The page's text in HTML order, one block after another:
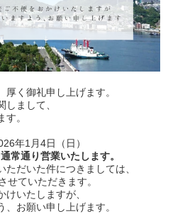
く御礼申し上げます。
まして、
。
年1月4日（日）
常通り営業いたします。
だいた件につきましては、
せていただきます。
いたしますが、
お願い申し上げます。